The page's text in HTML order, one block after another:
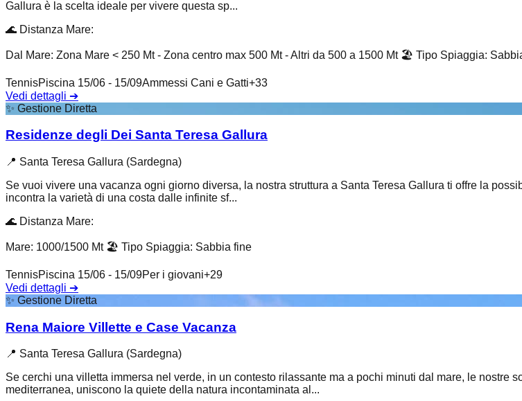
Gallura è la scelta ideale per vivere questa sp...
🌊 Distanza Mare:
Dal Mare: Zona Mare < 250 Mt - Zona centro max 500 Mt - Altri da 500 a 1500 Mt 🏖️ Tipo Spiaggia:
TennisPiscina 15/06 - 15/09Ammessi Cani e Gatti+33
Vedi dettagli ➔
✨ Gestione Diretta
Residenze degli Dei Santa Teresa Gallura
📍 Santa Teresa Gallura (Sardegna)
Se vuoi vivere una vacanza ogni giorno diversa, la nostra struttura a Santa Teresa Gallura ti offre la
incontra la varietà di una costa dalle infinite sf...
🌊 Distanza Mare:
Mare: 1000/1500 Mt 🏖️ Tipo Spiaggia: Sabbia fine
TennisPiscina 15/06 - 15/09Per i giovani+29
Vedi dettagli ➔
✨ Gestione Diretta
Rena Maiore Villette e Case Vacanza
📍 Santa Teresa Gallura (Sardegna)
Se cerchi una villetta immersa nel verde, in un contesto rilassante ma a pochi minuti dal mare, le
mediterranea, uniscono la quiete della natura incontaminata al...